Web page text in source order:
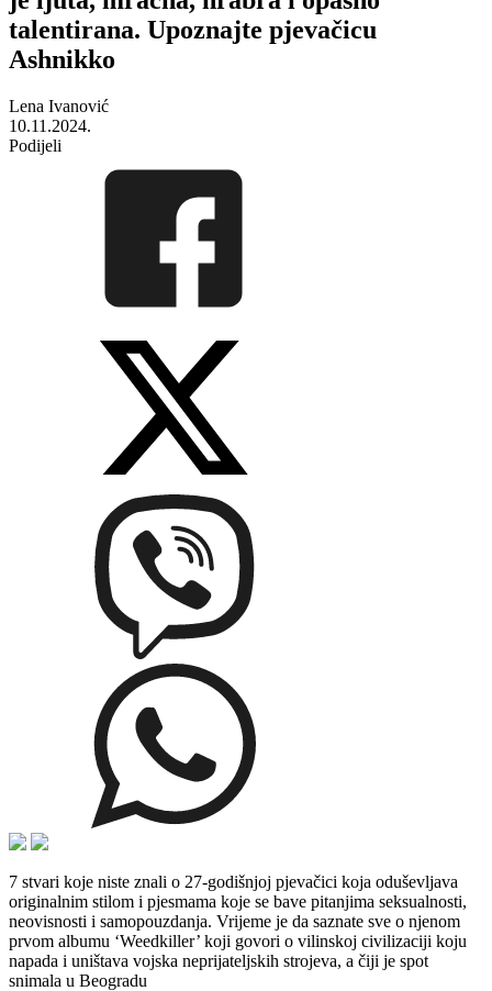
talentirana. Upoznajte pjevačicu
Ashnikko
Lena Ivanović
10.11.2024.
Podijeli
7 stvari koje niste znali o 27-godišnjoj pjevačici koja oduševljava
originalnim stilom i pjesmama koje se bave pitanjima seksualnosti,
neovisnosti i samopouzdanja. Vrijeme je da saznate sve o njenom
prvom albumu ‘Weedkiller’ koji govori o vilinskoj civilizaciji koju
napada i uništava vojska neprijateljskih strojeva, a čiji je spot
snimala u Beogradu